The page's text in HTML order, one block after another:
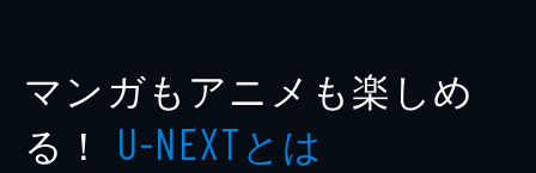
著者 有永イネ
著者 小山田容子
マンガもアニメも楽しめ
る！ U-NEXTとは